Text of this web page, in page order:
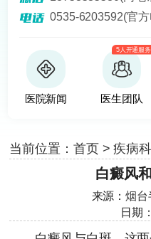
其擅长光化学疗法、窄波
移植治疗白癜风，包括
自体培养黑素细胞移植等。
0535-6203592(官
医院新闻
5人开通服务
医生团队
当前位置： 首页>疾病
白癜风
来源：烟台
日期